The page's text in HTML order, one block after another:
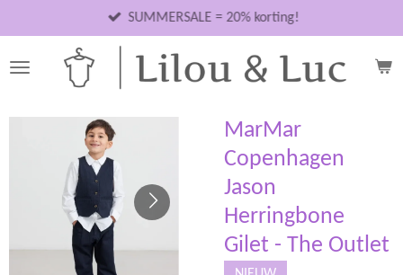
direct
naar
SUMMERSALE = 20% korting!
MarMar
Copenhagen
Jason
Herringbone
Gilet - The Outlet